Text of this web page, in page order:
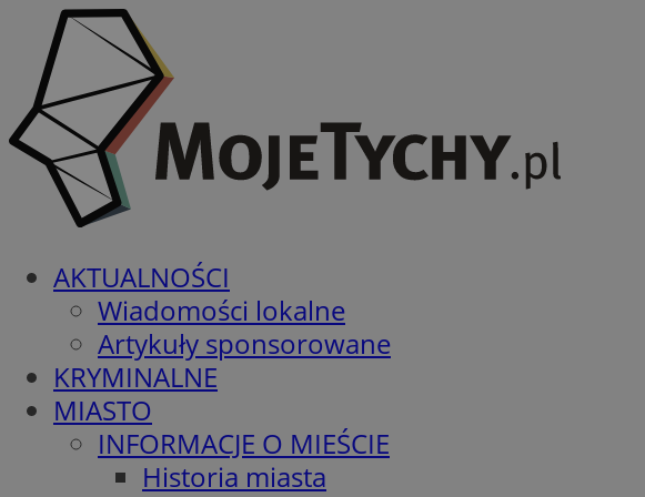
AKTUALNOŚCI
Wiadomości lokalne
Artykuły sponsorowane
KRYMINALNE
MIASTO
INFORMACJE O MIEŚCIE
Historia miasta